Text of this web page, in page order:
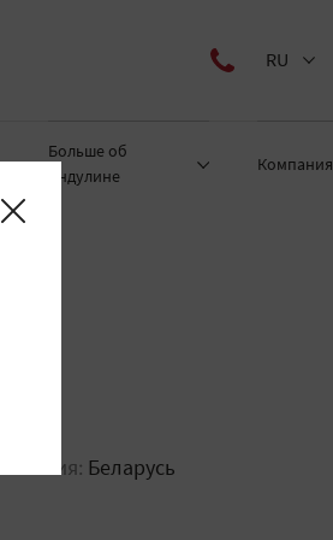
RU
Больше об
ондулине
Компания
Беларусь